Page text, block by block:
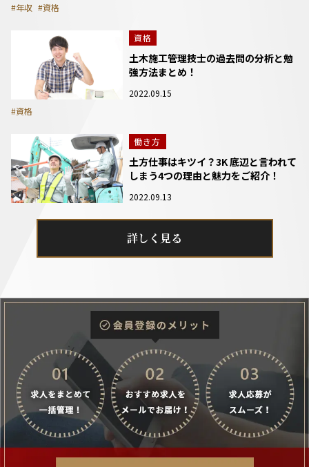
#年収 #資格
資格
土木施工管理技士の過去問の分析と勉
強方法まとめ！
2022.09.15
#資格
働き方
土方仕事はキツイ？3K 底辺と言われて
しまう4つの理由と魅力をご紹介！
2022.09.13
詳しく見る